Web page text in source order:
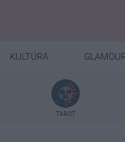
KULTÚRA
TAROT